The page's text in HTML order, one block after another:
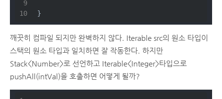
}
깨끗히 컴파일 되지만 완벽하지 않다. Iterable src의 원소 타입이
스택의 원소 타입과 일치하면 잘 작동한다. 하지만
Stack<Number>로 선언하고 Iterable<Integer>타입으로
pushAll(intVal)을 호출하면 어떻게 될까?